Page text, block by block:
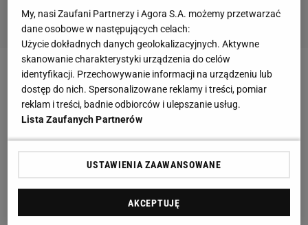
Zobacz wideoLewandowski, Błaszczykowski i
Piszczek utemperowali Nawałkę? Żelazny:
Powiedzieli mu "no panie trenerze..."
Marciniak niesłusznie podyktował karnego?
Większość opinii na to wskazuje
Do podobnej sytuacji doszło podczasmeczu
My, nasi Zaufani Partnerzy i Agora S.A. możemy przetwarzać
dane osobowe w następujących celach:
Użycie dokładnych danych geolokalizacyjnych. Aktywne
skanowanie charakterystyki urządzenia do celów
identyfikacji. Przechowywanie informacji na urządzeniu lub
dostęp do nich. Spersonalizowane reklamy i treści, pomiar
reklam i treści, badnie odbiorców i ulepszanie usług.
Lista Zaufanych Partnerów
USTAWIENIA ZAAWANSOWANE
AKCEPTUJĘ